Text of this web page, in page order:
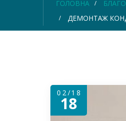
ГОЛОВНА
ДЕМОНТАЖ
02/18
18